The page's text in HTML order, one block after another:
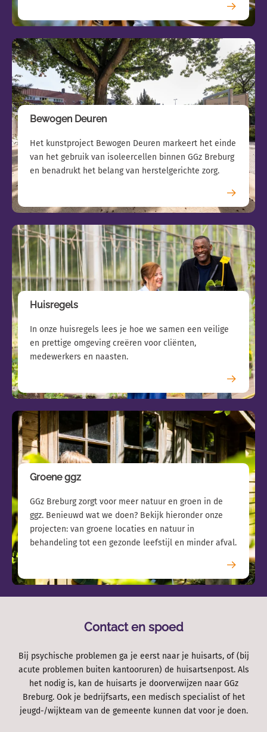
Bewogen Deuren
Het kunstproject Bewogen Deuren markeert het einde
van het gebruik van isoleercellen binnen GGz Breburg
en benadrukt het belang van herstelgerichte zorg.
Huisregels
In onze huisregels lees je hoe we samen een veilige
en prettige omgeving creëren voor cliënten,
medewerkers en naasten.
Groene ggz
GGz Breburg zorgt voor meer natuur en groen in de
ggz. Benieuwd wat we doen? Bekijk hieronder onze
projecten: van groene locaties en natuur in
behandeling tot een gezonde leefstijl en minder afval.
Contact en spoed
Bij psychische problemen ga je eerst naar je huisarts, of (bij
acute problemen buiten kantooruren) de huisartsenpost. Als
het nodig is, kan de huisarts je doorverwijzen naar GGz
Breburg. Ook je bedrijfsarts, een medisch specialist of het
jeugd-/wijkteam van de gemeente kunnen dat voor je doen.